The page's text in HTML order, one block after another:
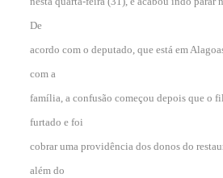
De
acordo com o deputado, que está em
com a
família, a confusão começou depois que o
furtado e foi
cobrar uma providência dos donos do
além do